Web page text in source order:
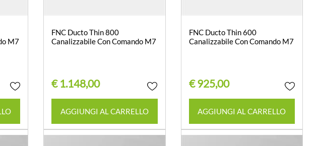
M7
FNC Ducto Thin 800
Canalizzabile Con Comando M7
€ 1.148,00
AGGIUNGI AL CARRELLO
FNC Ducto Thin 600
Canalizzabile Con Comando M7
€ 925,00
AGGIUNGI AL CARRELLO